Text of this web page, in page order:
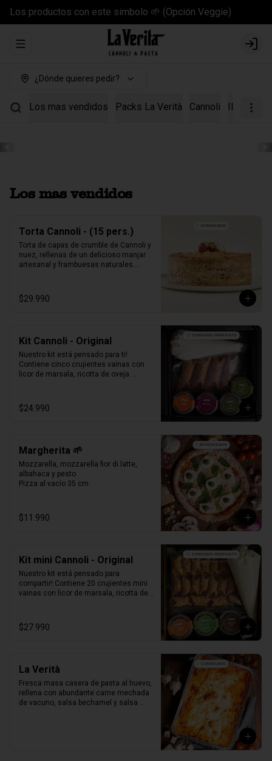
Los productos con este simbolo 🌱 (Opción Veggie)
Abrir menu de navegación Login
¿Dónde quieres pedir?
Los mas vendidos Packs La Verità Cannoli Il Kit
Los mas vendidos
Torta Cannoli - (15 pers.)
Torta de capas de crumble de Cannoli y
nuez, rellenas de un delicioso manjar
artesanal y frambuesas naturales.
$29.990
Kit Cannoli - Original
Nuestro kit está pensado para ti!
Contiene cinco crujientes vainas con
licor de marsala, ricotta de oveja
pistacho y una exquisita crema de
pistacho.
$24.990
Margherita 🌱
Mozzarella, mozzarella fior di latte,
albahaca y pesto.
Pizza al vacío 35 cm.
$11.990
Kit mini Cannoli - Original
Nuestro kit está pensado para
compartir! Contiene 20 crujientes mini
vainas con licor de marsala, ricotta de
marrasquino, pistacho y una exquisita
crema de pistacho.
$27.990
La Verità
Fresca masa casera de pasta al huevo,
rellena con abundante carne mechada
de vacuno, salsa bechamel y salsa